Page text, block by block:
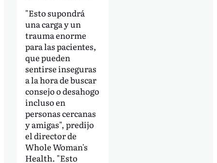
"Esto supondrá
una carga y un
trauma enorme
para las pacientes,
que pueden
sentirse inseguras
a la hora de buscar
consejo o desahogo
incluso en
personas cercanas
y amigas", predijo
el director de
Whole Woman's
Health. "Esto